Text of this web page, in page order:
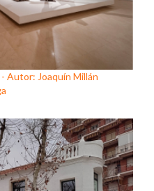
Autor: Joaquín Millán